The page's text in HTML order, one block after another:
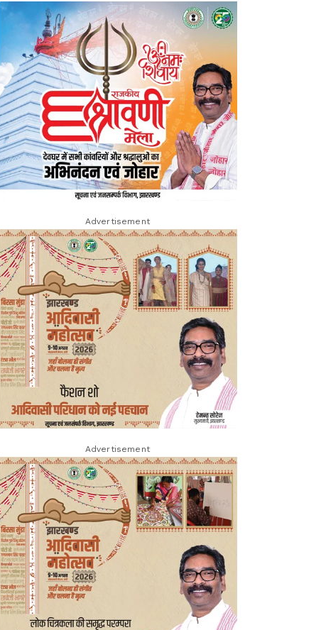
Advertisement
Advertisement